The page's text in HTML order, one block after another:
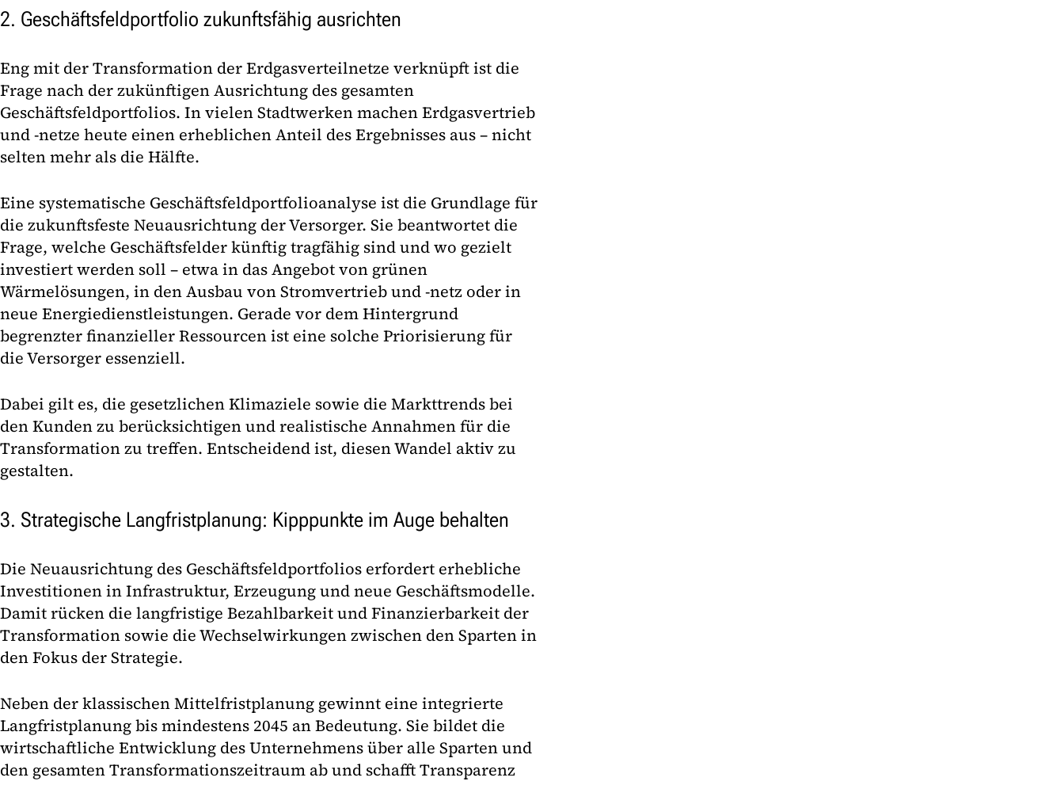
2. Geschäftsfeldportfolio zukunftsfähig ausrichten
Eng mit der Transformation der Erdgasverteilnetze verknüpft ist die
Frage nach der zukünftigen Ausrichtung des gesamten
Geschäftsfeldportfolios. In vielen Stadtwerken machen Erdgasvertrieb
und -netze heute einen erheblichen Anteil des Ergebnisses aus – nicht
selten mehr als die Hälfte.
Eine systematische Geschäftsfeldportfolioanalyse ist die Grundlage für
die zukunftsfeste Neuausrichtung der Versorger. Sie beantwortet die
Frage, welche Geschäftsfelder künftig tragfähig sind und wo gezielt
investiert werden soll – etwa in das Angebot von grünen
Wärmelösungen, in den Ausbau von Stromvertrieb und -netz oder in
neue Energiedienstleistungen. Gerade vor dem Hintergrund
begrenzter finanzieller Ressourcen ist eine solche Priorisierung für
die Versorger essenziell.
Dabei gilt es, die gesetzlichen Klimaziele sowie die Markttrends bei
den Kunden zu berücksichtigen und realistische Annahmen für die
Transformation zu treffen. Entscheidend ist, diesen Wandel aktiv zu
gestalten.
3. Strategische Langfristplanung: Kipppunkte im Auge behalten
Die Neuausrichtung des Geschäftsfeldportfolios erfordert erhebliche
Investitionen in Infrastruktur, Erzeugung und neue Geschäftsmodelle.
Damit rücken die langfristige Bezahlbarkeit und Finanzierbarkeit der
Transformation sowie die Wechselwirkungen zwischen den Sparten in
den Fokus der Strategie.
Neben der klassischen Mittelfristplanung gewinnt eine integrierte
Langfristplanung bis mindestens 2045 an Bedeutung. Sie bildet die
wirtschaftliche Entwicklung des Unternehmens über alle Sparten und
den gesamten Transformationszeitraum ab und schafft Transparenz